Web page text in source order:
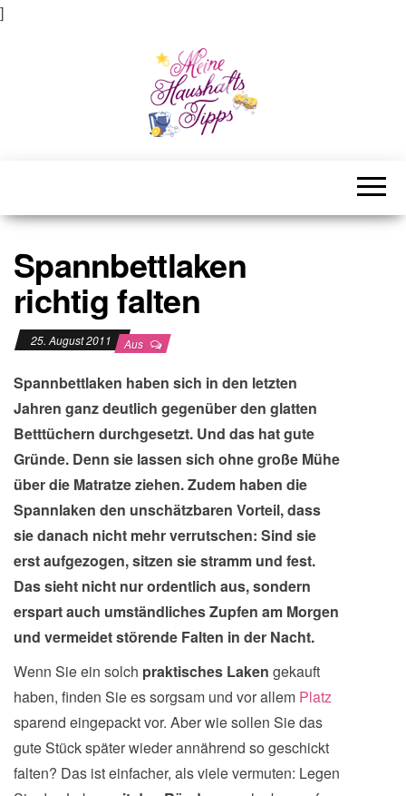
]
Spannbettlaken
richtig falten
25. August 2011 Aus
Spannbettlaken haben sich in den letzten
Jahren ganz deutlich gegenüber den glatten
Betttüchern durchgesetzt. Und das hat gute
Gründe. Denn sie lassen sich ohne große Mühe
über die Matratze ziehen. Zudem haben die
Spannlaken den unschätzbaren Vorteil, dass
sie danach nicht mehr verrutschen: Sind sie
erst aufgezogen, sitzen sie stramm und fest.
Das sieht nicht nur ordentlich aus, sondern
erspart auch umständliches Zupfen am Morgen
und vermeidet störende Falten in der Nacht.
Wenn Sie ein solch praktisches Laken gekauft
haben, finden Sie es sorgsam und vor allem Platz
sparend eingepackt vor. Aber wie sollen Sie das
gute Stück später wieder annährend so geschickt
falten? Das ist einfacher, als viele vermuten: Legen